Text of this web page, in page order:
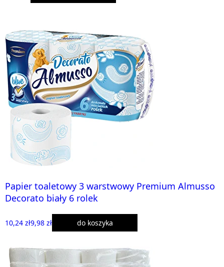
Papier toaletowy 3 warstwowy Premium Almusso
Decorato biały 6 rolek
10,24 zł9,98 zł do koszyka